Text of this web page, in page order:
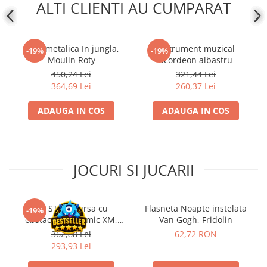
Disney Lorcana
Star Wars Unlimited
UniVersus CCG
Neverrift TCG
Riftbound League of Legends TCG
Hololive
Colectii Oficiale Topps si Panini si
Final Fantasy
Grand Archive TCG
Alte TCG-uri
Carti singles
ALTI CLIENTI AU CUMPARAT
-19%
Toba metalica In jungla,
Moulin Roty
450,24 Lei
364,69 Lei
ADAUGA IN COS
-19%
Instrument muzical
acordeon albastru
321,44 Lei
260,37 Lei
ADAUGA IN COS
JOCURI SI JUCARII
-19%Kit STEM Cursa cu
obstacole Dynamic XM,
Fischertechnik
362,88 Lei
293,93 Lei
Flasneta Noapte instelata
Van Gogh, Fridolin
62,72 RON